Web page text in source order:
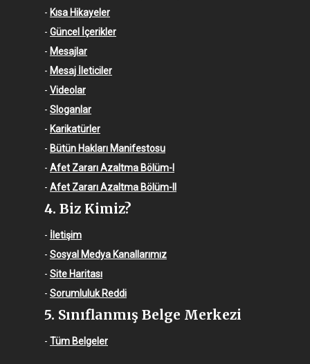
- Kısa Hikayeler
- Güncel İçerikler
- Mesajlar
- Mesaj İleticiler
- Videolar
- Sloganlar
- Karikatürler
- Bütün Hakları Manifestosu
- Afet Zararı Azaltma Bölüm-I
- Afet Zararı Azaltma Bölüm-II
4. Biz Kimiz?
- İletişim
- Sosyal Medya Kanallarımız
- Site Haritası
- Sorumluluk Reddi
5. Sınıflanmış Belge Merkezi
- Tüm Belgeler